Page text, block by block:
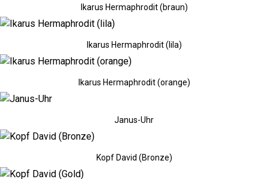
Ikarus Hermaphrodit (braun)
Ikarus Hermaphrodit (lila)
Ikarus Hermaphrodit (orange)
Janus-Uhr
Kopf David (Bronze)